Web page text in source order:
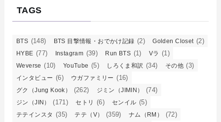
TAGS
BTS (148) BTS 目撃情報・おでかけ記録 (2) Golden Closet (2)
HYBE (77) Instagram (39) Run BTS (1) Vラ (1)
Weverse (10) YouTube (5) しろくま和訳 (34) その他 (3)
インタビュー (6) ウガファミリー (16)
グク（Jung Kook） (262) ジミン（JIMIN） (74)
ジン（JIN） (171) セトリ (6) センイル (5)
テテインスタ (35) テテ（V） (359) ナム（RM） (72)